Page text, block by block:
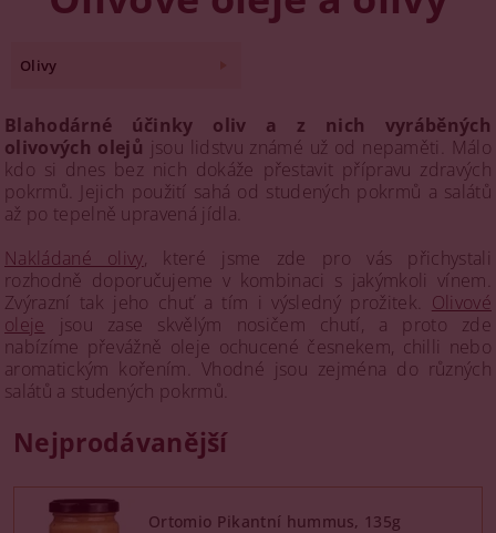
Olivy
Blahodárné účinky oliv a z nich vyráběných
olivových olejů jsou lidstvu známé už od nepaměti. Málo
kdo si dnes bez nich dokáže přestavit přípravu zdravých
pokrmů. Jejich použití sahá od studených pokrmů a salátů
až po tepelně upravená jídla.
Nakládané olivy, které jsme zde pro vás přichystali
rozhodně doporučujeme v kombinaci s jakýmkoli vínem.
Zvýrazní tak jeho chuť a tím i výsledný prožitek. Olivové
oleje jsou zase skvělým nosičem chutí, a proto zde
nabízíme převážně oleje ochucené česnekem, chilli nebo
aromatickým kořením. Vhodné jsou zejména do různých
salátů a studených pokrmů.
Nejprodávanější
Ortomio Pikantní hummus, 135g